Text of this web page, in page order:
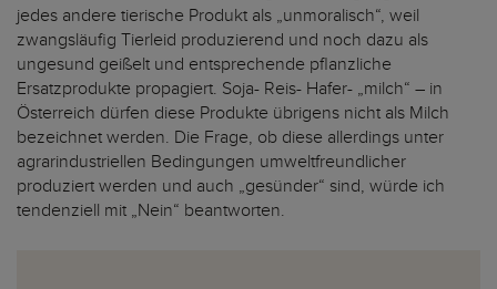
jedes andere tierische Produkt als „unmoralisch“, weil
zwangsläufig Tierleid produzierend und noch dazu als
ungesund geißelt und entsprechende pflanzliche
Ersatzprodukte propagiert. Soja- Reis- Hafer- „milch“ – in
Österreich dürfen diese Produkte übrigens nicht als Milch
bezeichnet werden. Die Frage, ob diese allerdings unter
agrarindustriellen Bedingungen umweltfreundlicher
produziert werden und auch „gesünder“ sind, würde ich
tendenziell mit „Nein“ beantworten.